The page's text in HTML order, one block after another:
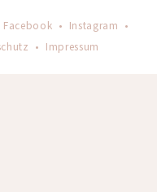
Facebook • Instagram •
• Impressum